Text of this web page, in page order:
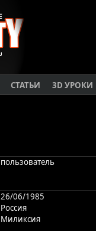
СТАТЬИ 3D УРОКИ
пользователь
26/06/1985
Россия
Миликсия